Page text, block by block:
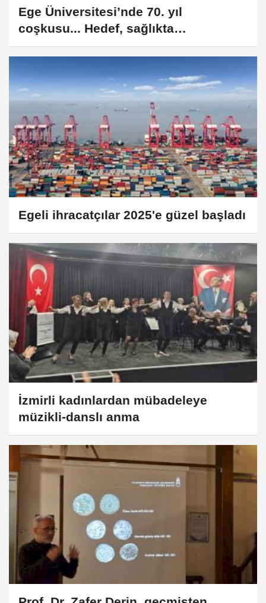
Ege Üniversitesi’nde 70. yıl
coşkusu... Hedef, sağlıkta
mükemmeliyet
Egeli ihracatçılar 2025'e güzel başladı
İzmirli kadınlardan mübadeleye
müzikli-danslı anma